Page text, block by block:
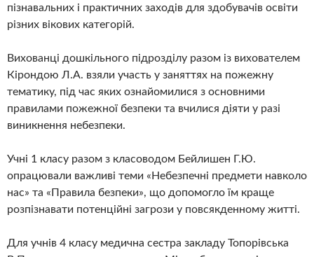
пізнавальних і практичних заходів для здобувачів освіти
різних вікових категорій.
Вихованці дошкільного підрозділу разом із вихователем
Кірондою Л.А. взяли участь у заняттях на пожежну
тематику, під час яких ознайомилися з основними
правилами пожежної безпеки та вчилися діяти у разі
виникнення небезпеки.
Учні 1 класу разом з класоводом Бейлишен Г.Ю.
опрацювали важливі теми «Небезпечні предмети навколо
нас» та «Правила безпеки», що допомогло їм краще
розпізнавати потенційні загрози у повсякденному житті.
Для учнів 4 класу медична сестра закладу Топорівська